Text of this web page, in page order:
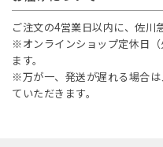
ご注文の4営業日以内に、佐川
※オンラインショップ定休日
ます。
※万が一、発送が遅れる場合
ていただきます。